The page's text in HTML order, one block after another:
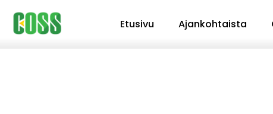
Siirry
sisältöön
Etusivu Ajankohtaista